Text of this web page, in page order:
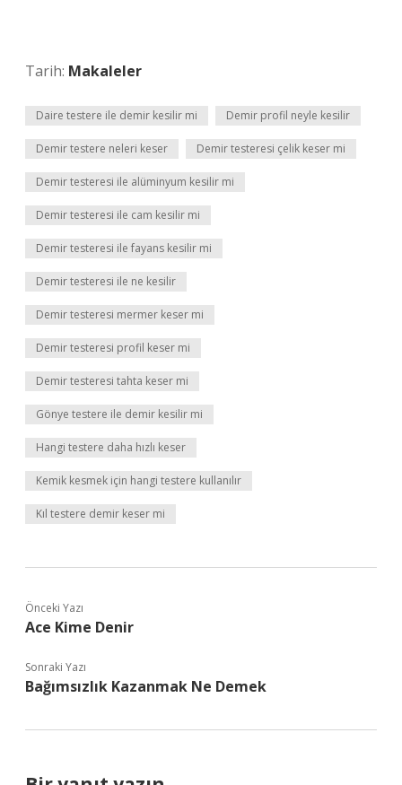
Tarih: Makaleler
Daire testere ile demir kesilir mi Demir profil neyle kesilir
Demir testere neleri keser Demir testeresi çelik keser mi
Demir testeresi ile alüminyum kesilir mi
Demir testeresi ile cam kesilir mi
Demir testeresi ile fayans kesilir mi
Demir testeresi ile ne kesilir
Demir testeresi mermer keser mi
Demir testeresi profil keser mi
Demir testeresi tahta keser mi
Gönye testere ile demir kesilir mi
Hangi testere daha hızlı keser
Kemik kesmek için hangi testere kullanılır
Kıl testere demir keser mi
Önceki Yazı
Ace Kime Denir
Sonraki Yazı
Bağımsızlık Kazanmak Ne Demek